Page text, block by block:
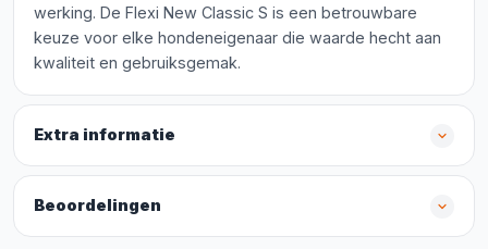
werking. De Flexi New Classic S is een betrouwbare
keuze voor elke hondeneigenaar die waarde hecht aan
kwaliteit en gebruiksgemak.
Extra informatie
Beoordelingen